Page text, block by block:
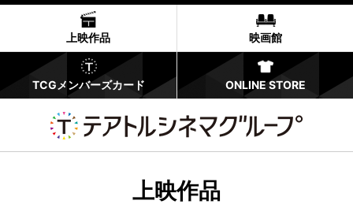
上映作品 映画館
TCGメンバーズカード ONLINE STORE
上映作品